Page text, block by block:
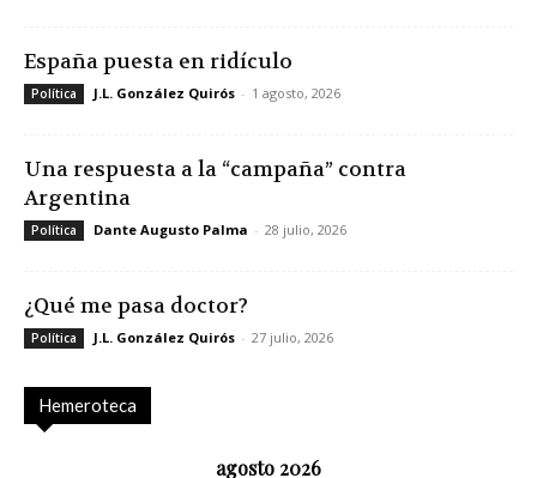
España puesta en ridículo
Política J.L. González Quirós - 1 agosto, 2026
Una respuesta a la “campaña” contra
Argentina
Política Dante Augusto Palma - 28 julio, 2026
¿Qué me pasa doctor?
Política J.L. González Quirós - 27 julio, 2026
Hemeroteca
agosto 2026